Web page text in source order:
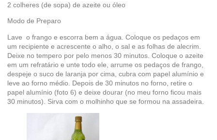
2 colheres (de sopa) de azeite ou óleo
Modo de Preparo
Lave o frango e escorra bem a água. Coloque os pedaços em
um recipiente e acrescente o alho, o sal e as folhas de alecrim.
Deixe no tempero por pelo menos 30 minutos. Coloque o azeite
em um refratário e unte todo ele, arrume os pedaços de frango,
despeje o suco de laranja por cima, cubra com papel alumínio e
leve ao forno médio. Depois de 30 minutos no forno, retire o
papel alumínio (foto 6) e deixe dourar (no meu forno ficou mais
30 minutos). Sirva com o molhinho que se formou na assadeira.